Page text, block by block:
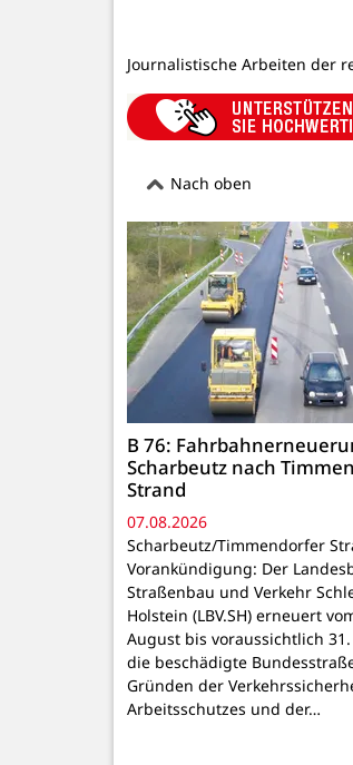
Journalistische Arbeiten der
Nach oben
B 76:
Scharbeutz nach
Strand
07.08.2026
Scharbeutz/Timmendorfer
Vorankündigung: Der
Straßenbau und Verkehr
Holstein (LBV.SH) erneuert
August bis voraussichtlich
die beschädigte
Gründen der
Arbeitsschutzes und der…